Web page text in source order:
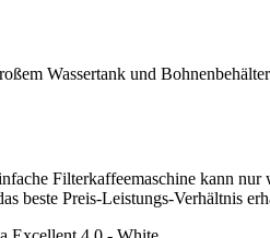
Wassertank und
Filterkaffeemaschine kann
beste Preis-Leistungs-Verhältnis